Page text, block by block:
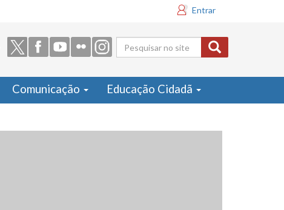
Entrar
Formulário
de busca
Comunicação Educação Cidadã